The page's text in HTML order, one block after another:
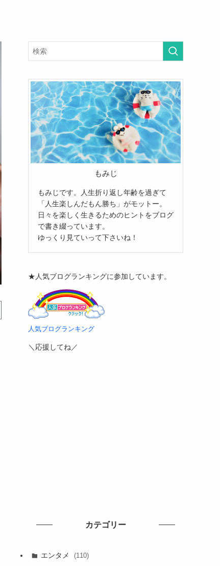
もみじ
もみじです。人生折り返し年齢を過ぎて
「人生楽しんだもん勝ち」がモットー。
日々を楽しく生きるためのヒントをブログ
で書き綴っています。
ゆっくり見ていって下さいね！
★人気ブログランキングに参加しています。
人気ブログランキング
＼応援してね／
カテゴリー
エンタメ (110)